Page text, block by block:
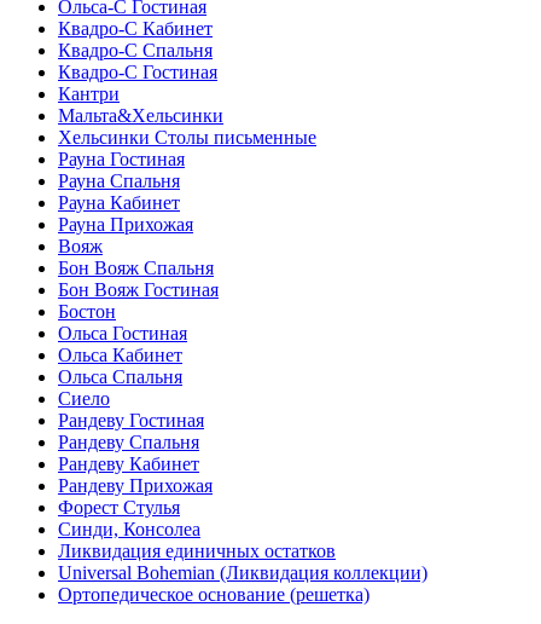
Ольса-С Гостиная
Квадро-С Кабинет
Квадро-С Спальня
Квадро-С Гостиная
Кантри
Мальта&Хельсинки
Хельсинки Столы письменные
Рауна Гостиная
Рауна Спальня
Рауна Кабинет
Рауна Прихожая
Вояж
Бон Вояж Спальня
Бон Вояж Гостиная
Бостон
Ольса Гостиная
Ольса Кабинет
Ольса Спальня
Сиело
Рандеву Гостиная
Рандеву Спальня
Рандеву Кабинет
Рандеву Прихожая
Форест Стулья
Синди, Консолеа
Ликвидация единичных остатков
Universal Bohemian (Ликвидация коллекции)
Ортопедическое основание (решетка)